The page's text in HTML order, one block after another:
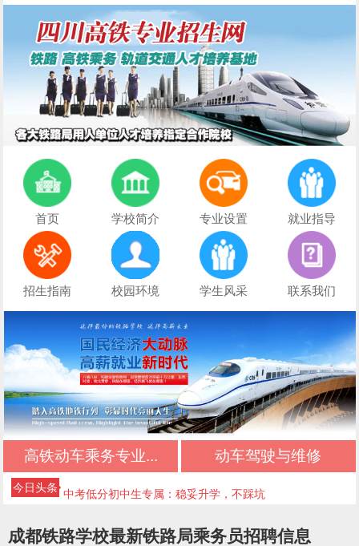
首页 学校简介 专业设置 就业指导
招生指南 校园环境 学生风采 联系我们
高铁动车乘务专业... 动车驾驶与维修
今日头条
初中生择校必看：正规文凭+优质管理+升学保障
初中三年落幕，新的升学旅程从此开启
不想读普高、不想打工？初中生的第三条出路
中考低分初中生专属：稳妥升学，不踩坑
成都铁路学校最新铁路局乘务员招聘信息